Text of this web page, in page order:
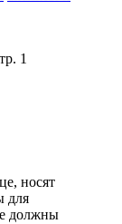
1
носят
для
должны